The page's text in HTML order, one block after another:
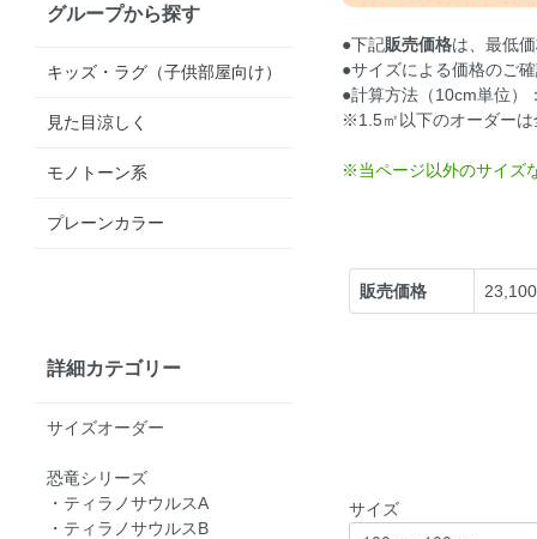
●下記販売価格は、最低
●サイズによる価格のご
●計算方法（10cm単位）
※1.5㎡以下のオーダー
※当ページ以外のサイズ
販売価格
サイズ
グループから探す
キッズ・ラグ（子供部屋向け）
見た目涼しく
モノトーン系
プレーンカラー
詳細カテゴリー
サイズオーダー
恐竜シリーズ
・ティラノサウルスA
・ティラノサウルスB